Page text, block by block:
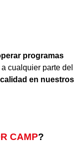
programas
a cualquier parte del
calidad en nuestros
CAMP?